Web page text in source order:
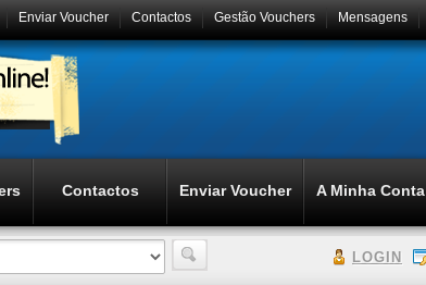
Mensagens
Gestão Vouchers
Contactos
Enviar Voucher
Contactos Enviar Voucher A Minha Conta
LOGIN